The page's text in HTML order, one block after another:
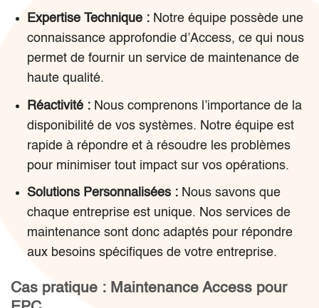
Expertise Technique :Notre équipe possède une
connaissance approfondie d’Access, ce qui nous
permet de fournir un service de maintenance de
haute qualité.
Réactivité :Nous comprenons l’importance de la
disponibilité de vos systèmes. Notre équipe est
rapide à répondre et à résoudre les problèmes
pour minimiser tout impact sur vos opérations.
Solutions Personnalisées :Nous savons que
chaque entreprise est unique. Nos services de
maintenance sont donc adaptés pour répondre
aux besoins spécifiques de votre entreprise.
Cas pratique : Maintenance Access pour